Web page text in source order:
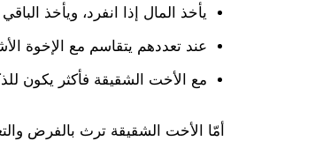
يأخذ المال إذا انفرد، ويأخذ
عند تعددهم يتقاسم مع الإخوة
مع الأخت الشقيقة فأكثر يكون
أمّا الأخت الشقيقة ترث بالفرض